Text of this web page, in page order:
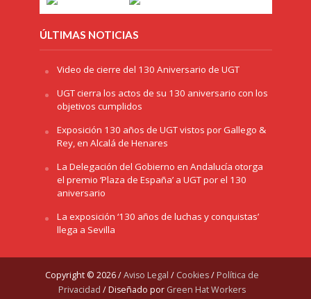
ÚLTIMAS NOTICIAS
Video de cierre del 130 Aniversario de UGT
UGT cierra los actos de su 130 aniversario con los
objetivos cumplidos
Exposición 130 años de UGT vistos por Gallego &
Rey, en Alcalá de Henares
La Delegación del Gobierno en Andalucía otorga
el premio ‘Plaza de España’ a UGT por el 130
aniversario
La exposición ‘130 años de luchas y conquistas’
llega a Sevilla
Copyright © 2026 /Aviso Legal / Cookies/ Política de
Privacidad / Diseñado por Green Hat Workers